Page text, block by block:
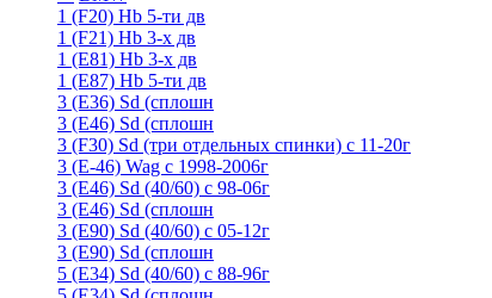
1 (F20) Hb 5-ти дв
1 (F21) Hb 3-х дв
1 (Е81) Hb 3-х дв
1 (Е87) Hb 5-ти дв
3 (E36) Sd (сплошн
3 (E46) Sd (сплошн
3 (F30) Sd (три отдельных спинки) с 11-20г
3 (Е-46) Wag с 1998-2006г
3 (Е46) Sd (40/60) с 98-06г
3 (Е46) Sd (сплошн
3 (Е90) Sd (40/60) с 05-12г
3 (Е90) Sd (сплошн
5 (E34) Sd (40/60) с 88-96г